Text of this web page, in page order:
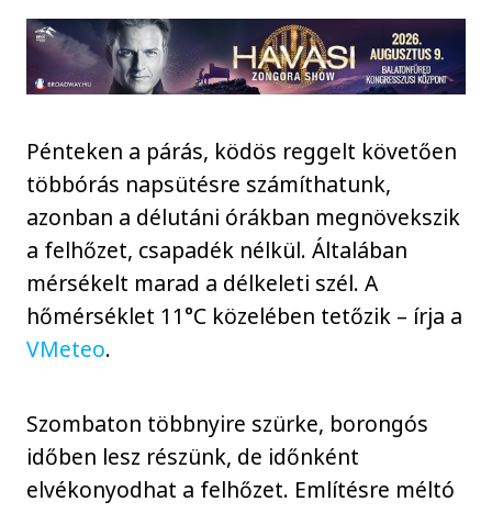
Pénteken a párás, ködös reggelt követően
többórás napsütésre számíthatunk,
azonban a délutáni órákban megnövekszik
a felhőzet, csapadék nélkül. Általában
mérsékelt marad a délkeleti szél. A
hőmérséklet 11°C közelében tetőzik – írja a
VMeteo.
Szombaton többnyire szürke, borongós
időben lesz részünk, de időnként
elvékonyodhat a felhőzet. Említésre méltó